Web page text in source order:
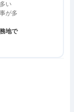
い
が多
地で